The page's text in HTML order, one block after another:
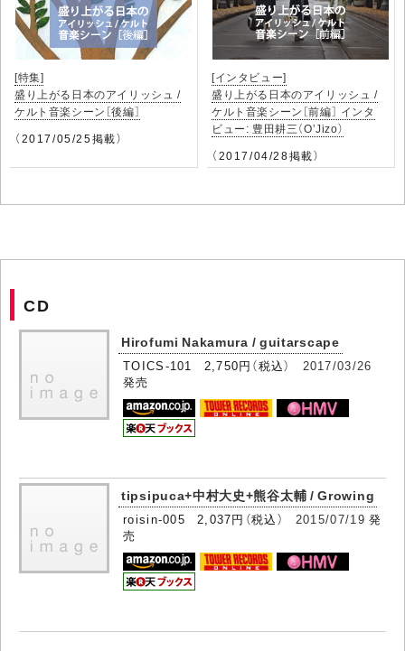
[特集]
盛り上がる日本のアイリッシュ /
ケルト音楽シーン［後編］
（2017/05/25掲載）
[インタビュー]
盛り上がる日本のアイリッシュ /
ケルト音楽シーン［前編］ インタ
ビュー: 豊田耕三（O’Jizo）
（2017/04/28掲載）
CD
Hirofumi Nakamura / guitarscape
TOICS-101 2,750円（税込） 2017/03/26
発売
tipsipuca+中村大史+熊谷太輔 / Growing
roisin-005 2,037円（税込） 2015/07/19 発
売